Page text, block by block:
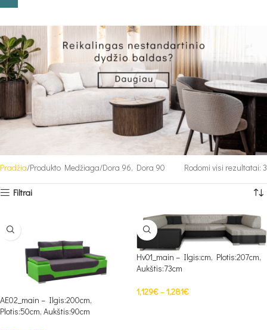
Pradžia Produkto Medžiaga Dora 96, Dora 90 Rodomi visi rezultatai: 3
Filtrai
AE02_main – Ilgis:200cm,
Plotis:50cm, Aukštis:90cm
Hv01_main – Ilgis:cm, Plotis:207cm,
Aukštis:73cm
1,129€–1,281€